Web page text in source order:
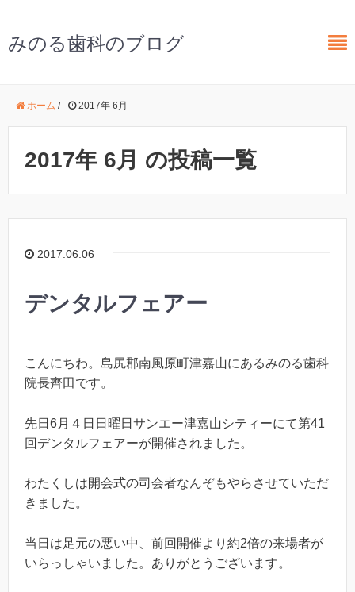
みのる歯科のブログ
ホーム / 2017年 6月
2017年 6月 の投稿一覧
2017.06.06
デンタルフェアー
こんにちわ。島尻郡南風原町津嘉山にあるみのる歯科
院長齊田です。
先日6月４日日曜日サンエー津嘉山シティーにて第41
回デンタルフェアーが開催されました。
わたくしは開会式の司会者なんぞもやらさせていただ
きました。
当日は足元の悪い中、前回開催より約2倍の来場者が
いらっしゃいました。ありがとうございます。